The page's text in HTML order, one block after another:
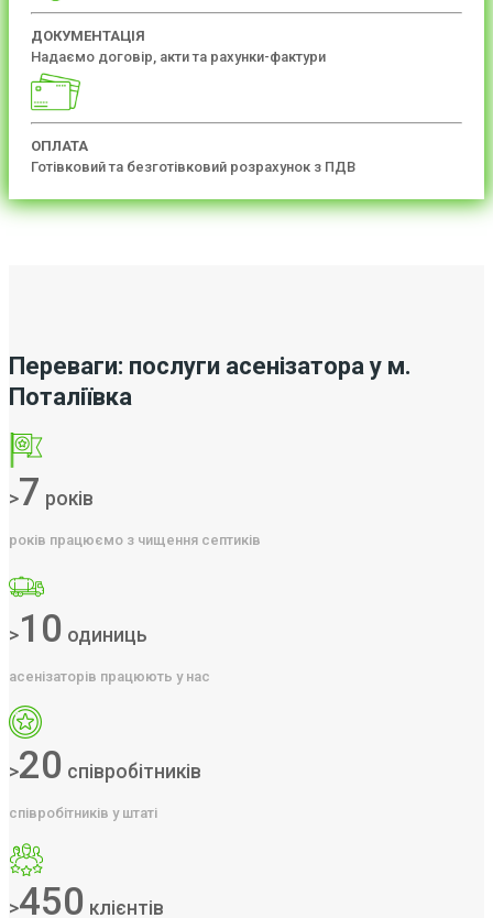
ДОКУМЕНТАЦІЯ
Надаємо договір, акти та рахунки-фактури
ОПЛАТА
Готівковий та безготівковий розрахунок з ПДВ
Переваги: послуги асенізатора у м.
Поталіївка
>7 років
років працюємо з чищення септиків
>10 одиниць
асенізаторів працюють у нас
>20 співробітників
співробітників у штаті
>450 клієнтів